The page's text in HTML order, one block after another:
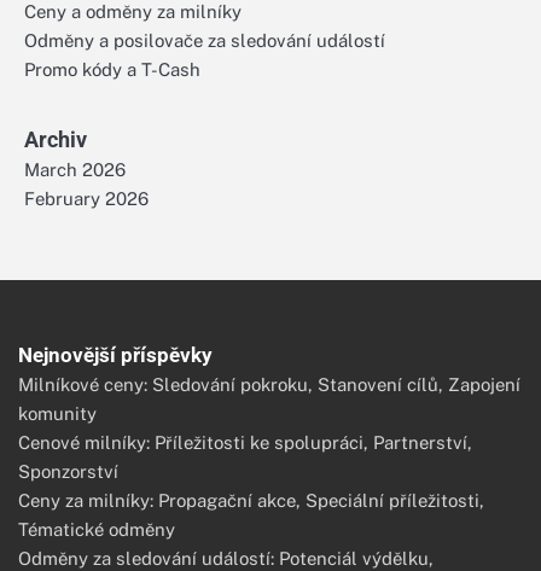
Ceny a odměny za milníky
Odměny a posilovače za sledování událostí
Promo kódy a T-Cash
Archiv
March 2026
February 2026
Nejnovější příspěvky
Milníkové ceny: Sledování pokroku, Stanovení cílů, Zapojení
komunity
Cenové milníky: Příležitosti ke spolupráci, Partnerství,
Sponzorství
Ceny za milníky: Propagační akce, Speciální příležitosti,
Tématické odměny
Odměny za sledování událostí: Potenciál výdělku,